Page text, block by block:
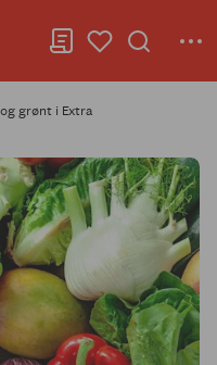
grønt i Extra